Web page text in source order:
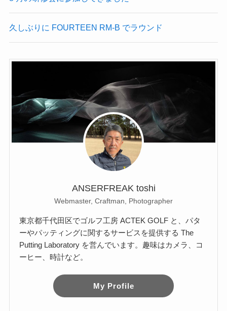
久しぶりに FOURTEEN RM-B でラウンド
ANSERFREAK toshi
Webmaster, Craftman, Photographer
東京都千代田区でゴルフ工房 ACTEK GOLF と、パタ
ーやパッティングに関するサービスを提供する The
Putting Laboratory を営んでいます。趣味はカメラ、コ
ーヒー、時計など。
My Profile